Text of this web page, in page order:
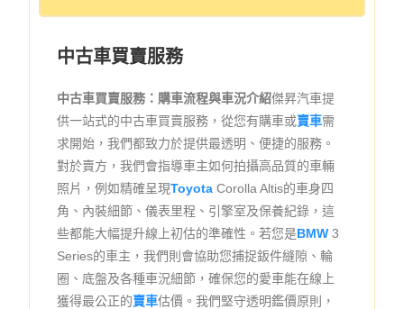
中古車買賣服務
中古車買賣服務：購車流程與車況介紹傑昇汽車提
供一站式的中古車買賣服務，從您有購車或賣車需
求開始，我們都致力於提供最透明、便捷的服務。
對於賣方，我們會指導車主如何拍攝高品質的車輛
照片，例如精確呈現Toyota Corolla Altis的車身四
角、內裝細節、儀表里程、引擎室及保養紀錄，這
些都能大幅提升線上初估的準確性。若您是BMW 3
Series的車主，我們則會協助您捕捉鈑件縫隙、輪
圈、底盤及各種車況細節，確保您的愛車能在線上
獲得最公正的賣車估價。我們堅守透明鑑價原則，